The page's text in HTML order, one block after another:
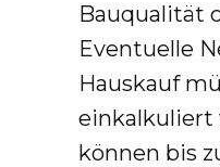
Bauqualität
Eventuelle
Hauskauf
einkalkuliert
können bis